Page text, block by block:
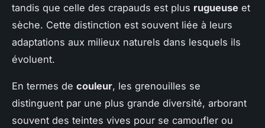
tandis que celle des crapauds est plus rugueuse et
sèche. Cette distinction est souvent liée à leurs
adaptations aux milieux naturels dans lesquels ils
évoluent.
En termes de couleur, les grenouilles se
distinguent par une plus grande diversité, arborant
souvent des teintes vives pour se camoufler ou